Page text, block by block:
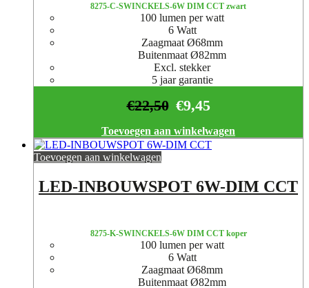
8275-C-SWINCKELS-6W DIM CCT zwart
100 lumen per watt
6 Watt
Zaagmaat Ø68mm
Buitenmaat Ø82mm
Excl. stekker
5 jaar garantie
€9,45
€22,50
Toevoegen aan winkelwagen
Toevoegen aan winkelwagen
LED-INBOUWSPOT 6W-DIM CCT
8275-K-SWINCKELS-6W DIM CCT koper
100 lumen per watt
6 Watt
Zaagmaat Ø68mm
Buitenmaat Ø82mm